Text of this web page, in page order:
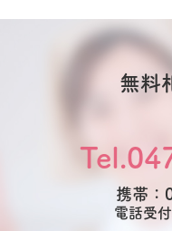
無料
携帯
電話受